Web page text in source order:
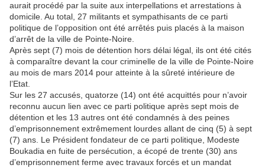
aurait procédé par la suite aux interpellations et arrestations à
domicile. Au total, 27 militants et sympathisants de ce parti
politique de l’opposition ont été arrêtés puis placés à la maison
d’arrêt de la ville de Pointe-Noire.
Après sept (7) mois de détention hors délai légal, ils ont été cités
à comparaître devant la cour criminelle de la ville de Pointe-Noire
au mois de mars 2014 pour atteinte à la sûreté intérieure de
l’Etat.
Sur les 27 accusés, quatorze (14) ont été acquittés pour n’avoir
reconnu aucun lien avec ce parti politique après sept mois de
détention et les 13 autres ont été condamnés à des peines
d’emprisonnement extrêmement lourdes allant de cinq (5) à sept
(7) ans. Le Président fondateur de ce parti politique, Modeste
Boukadia en fuite de persécution, a écopé de trente (30) ans
d’emprisonnement ferme avec travaux forcés et un mandat